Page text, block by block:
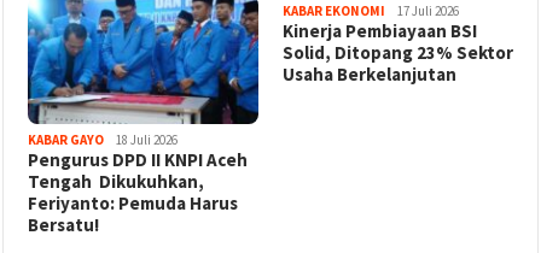
KABAR GAYO 18 Juli 2026
‎Pengurus DPD II KNPI Aceh
Tengah Dikukuhkan,
Feriyanto: Pemuda Harus
Bersatu!
KABAR EKONOMI 17 Juli 2026
Kinerja Pembiayaan BSI
Solid, Ditopang 23% Sektor
Usaha Berkelanjutan